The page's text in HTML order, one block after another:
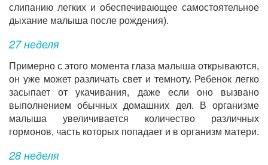
слипанию легких и обеспечивающее самостоятельное
дыхание малыша после рождения).
27 неделя
Примерно с этого момента глаза малыша открываются,
он уже может различать свет и темноту. Ребенок легко
засыпает от укачивания, даже если оно вызвано
выполнением обычных домашних дел. В организме
малыша увеличивается количество различных
гормонов, часть которых попадает и в организм матери.
28 неделя